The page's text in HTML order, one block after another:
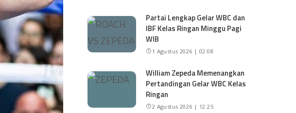
Partai Lengkap Gelar WBC dan
IBF Kelas Ringan Minggu Pagi
WIB
1 Agustus 2026 | 02:08
William Zepeda Memenangkan
Pertandingan Gelar WBC Kelas
Ringan
2 Agustus 2026 | 12:25